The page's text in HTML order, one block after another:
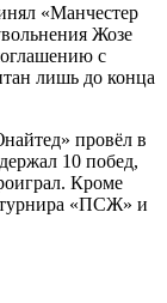
«Манчестер
Жозе
с
лишь до конца
провёл в
10 побед,
Кроме
турнира «ПСЖ» и